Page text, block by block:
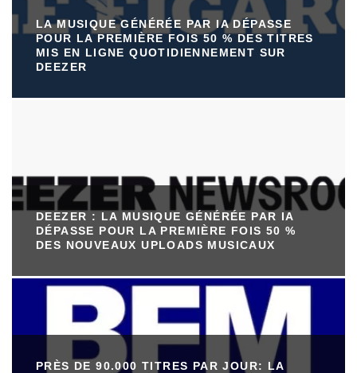
LA MUSIQUE GÉNÉRÉE PAR IA DÉPASSE
POUR LA PREMIÈRE FOIS 50 % DES TITRES
MIS EN LIGNE QUOTIDIENNEMENT SUR
DEEZER
DEEZER : LA MUSIQUE GÉNÉRÉE PAR IA
DÉPASSE POUR LA PREMIÈRE FOIS 50 %
DES NOUVEAUX UPLOADS MUSICAUX
PRÈS DE 90.000 TITRES PAR JOUR: LA